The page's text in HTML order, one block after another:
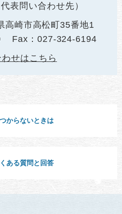
代表問い合わせ先
高崎市高松町35番地1
Fax：027-324-6194
せはこちら
からないときは
ある質問と回答